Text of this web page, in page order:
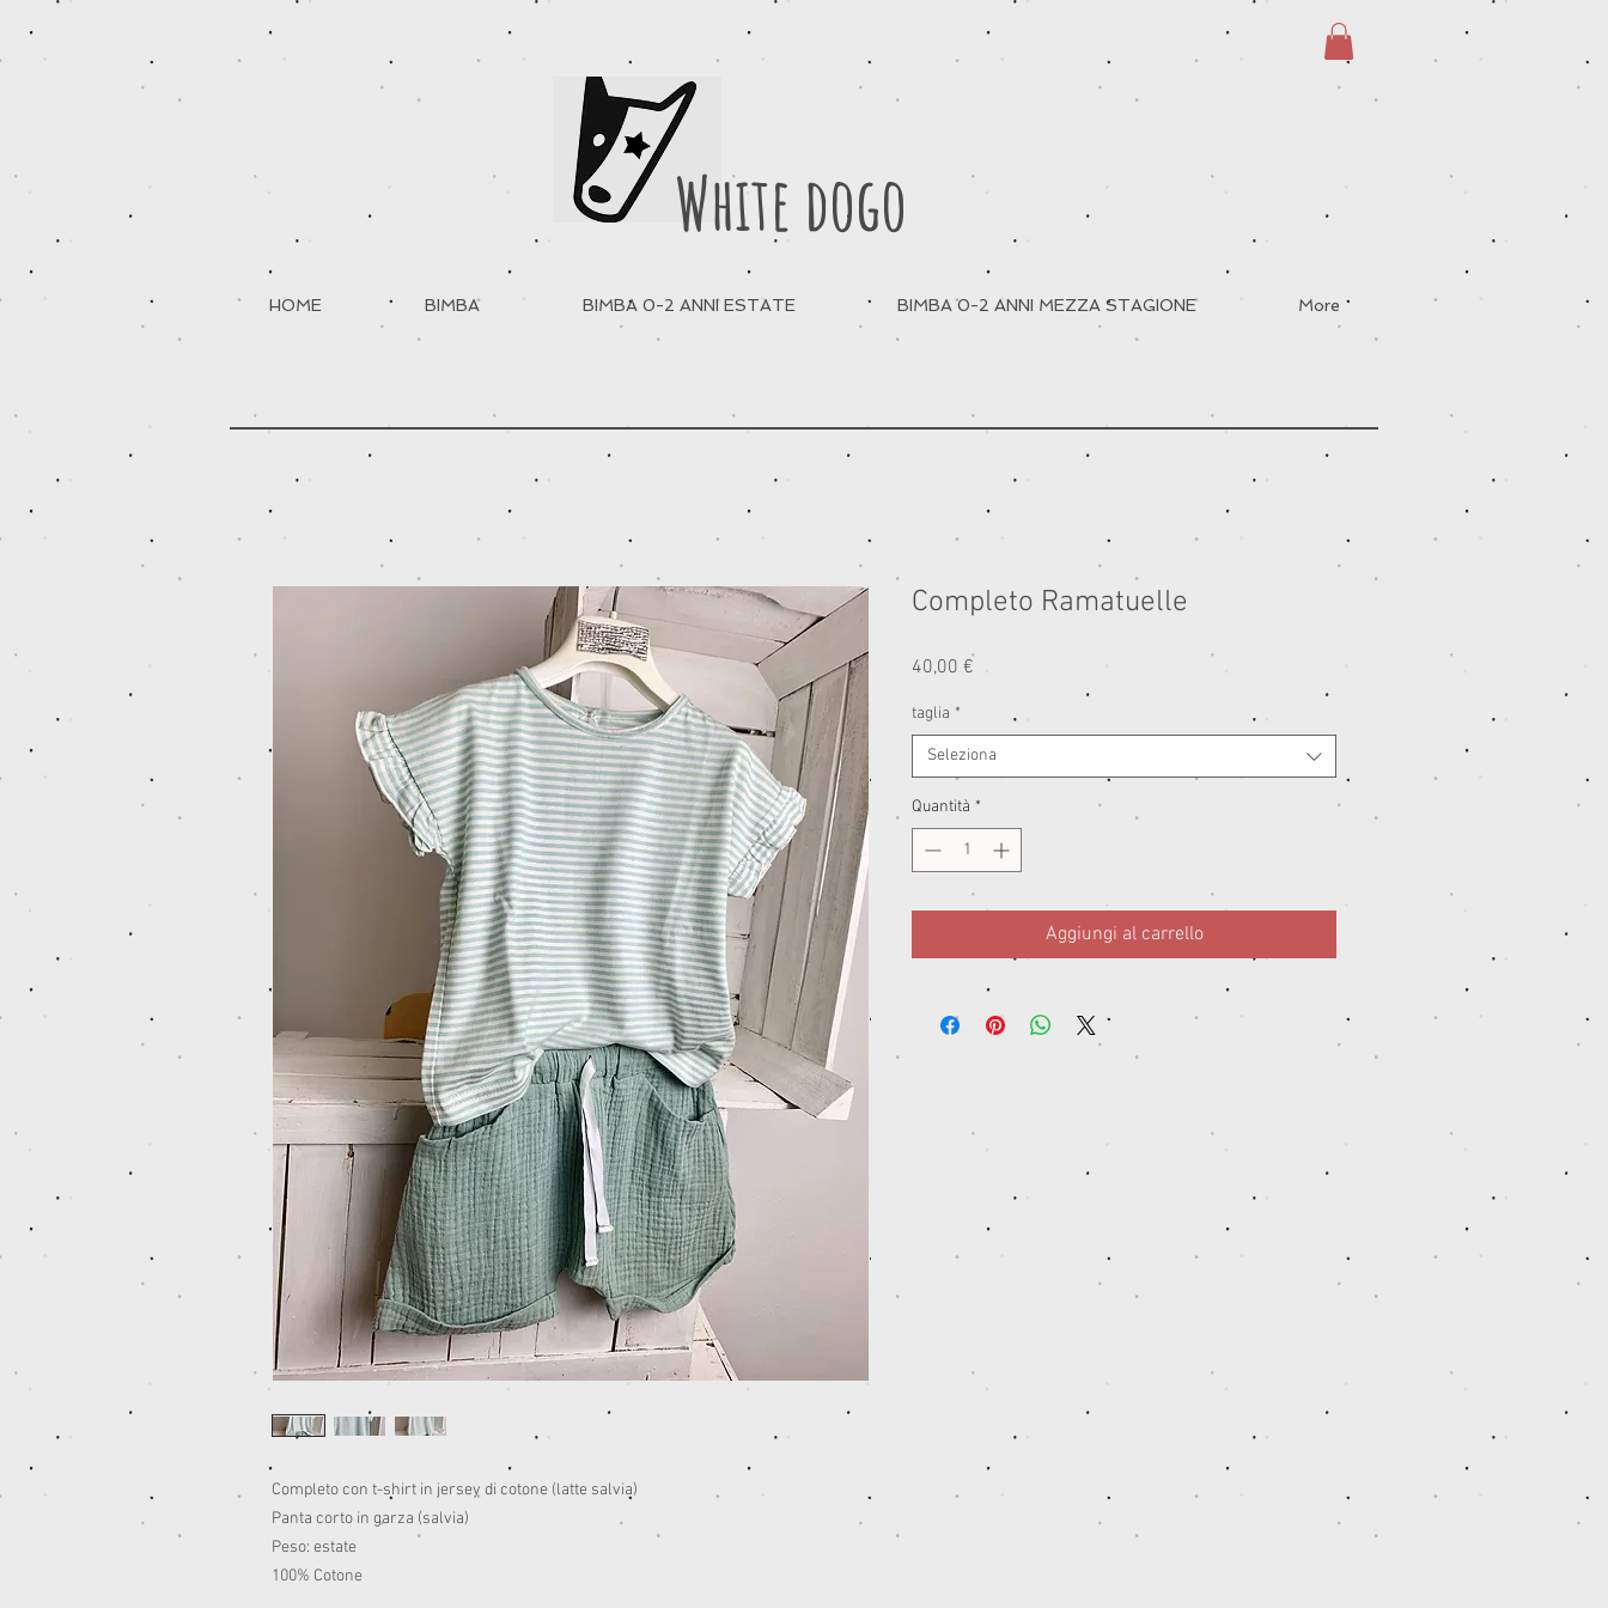
White dogo
HOME BIMBA BIMBA 0-2 ANNI ESTATE BIMBA 0-2 ANNI MEZZA STAGIONE More
Completo con t-shirt in jersey di cotone (latte salvia)
Panta corto in garza (salvia)
Peso: estate
100% Cotone
Completo Ramatuelle
40,00 €
taglia *
Seleziona
Quantità *
Aggiungi al carrello